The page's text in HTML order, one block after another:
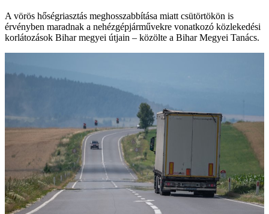
A vörös hőségriasztás meghosszabbítása miatt csütörtökön is
érvényben maradnak a nehézgépjárművekre vonatkozó közlekedési
korlátozások Bihar megyei útjain – közölte a Bihar Megyei Tanács.